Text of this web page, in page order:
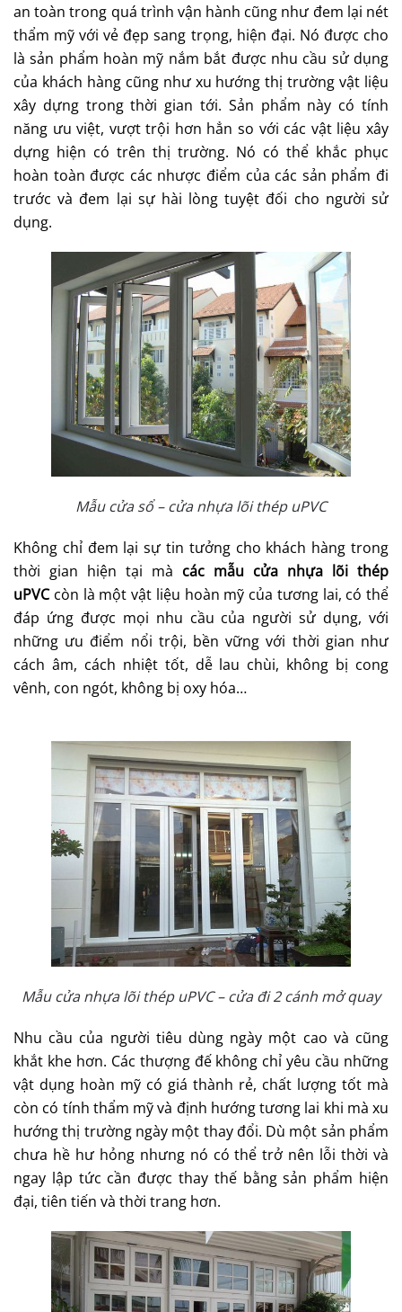
an toàn trong quá trình vận hành cũng như đem lại nét
thẩm mỹ với vẻ đẹp sang trọng, hiện đại. Nó được cho
là sản phẩm hoàn mỹ nắm bắt được nhu cầu sử dụng
của khách hàng cũng như xu hướng thị trường vật liệu
xây dựng trong thời gian tới. Sản phẩm này có tính
năng ưu việt, vượt trội hơn hẳn so với các vật liệu xây
dựng hiện có trên thị trường. Nó có thể khắc phục
hoàn toàn được các nhược điểm của các sản phẩm đi
trước và đem lại sự hài lòng tuyệt đối cho người sử
dụng.
Mẫu cửa sổ – cửa nhựa lõi thép uPVC
Không chỉ đem lại sự tin tưởng cho khách hàng trong
thời gian hiện tại mà các mẫu cửa nhựa lõi thép
uPVCcòn là một vật liệu hoàn mỹ của tương lai, có thể
đáp ứng được mọi nhu cầu của người sử dụng, với
những ưu điểm nổi trội, bền vững với thời gian như
cách âm, cách nhiệt tốt, dễ lau chùi, không bị cong
vênh, con ngót, không bị oxy hóa…
Mẫu cửa nhựa lõi thép uPVC – cửa đi 2 cánh mở quay
Nhu cầu của người tiêu dùng ngày một cao và cũng
khắt khe hơn. Các thượng đế không chỉ yêu cầu những
vật dụng hoàn mỹ có giá thành rẻ, chất lượng tốt mà
còn có tính thẩm mỹ và định hướng tương lai khi mà xu
hướng thị trường ngày một thay đổi. Dù một sản phẩm
chưa hề hư hỏng nhưng nó có thể trở nên lỗi thời và
ngay lập tức cần được thay thế bằng sản phẩm hiện
đại, tiên tiến và thời trang hơn.